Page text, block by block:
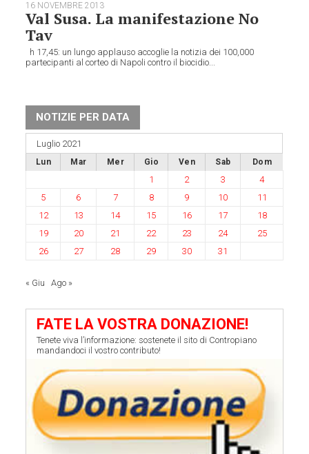
16 NOVEMBRE 2013
Val Susa. La manifestazione No
Tav
h 17,45: un lungo applauso accoglie la notizia dei 100,000
partecipanti al corteo di Napoli contro il biocidio...
NOTIZIE PER DATA
Luglio 2021
Lun Mar Mer Gio Ven Sab Dom
1 2 3
4
5
6 7 8 9 10
11
12
13 14 15 16 17
18
19
20 21 22 23 24
25
26
27 28 29 30 31
« Giu Ago »
FATE LA VOSTRA DONAZIONE!
Tenete viva l’informazione: sostenete il sito di Contropiano
mandandoci il vostro contributo!